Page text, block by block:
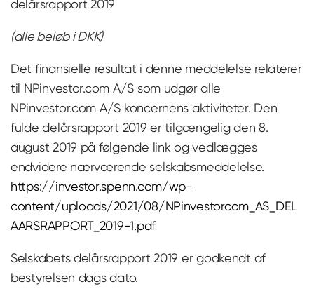
delårsrapport 2019
(alle beløb i DKK)
Det finansielle resultat i denne meddelelse relaterer
til NPinvestor.com A/S som udgør alle
NPinvestor.com A/S koncernens aktiviteter. Den
fulde delårsrapport 2019 er tilgængelig den 8.
august 2019 på følgende link og vedlægges
endvidere nærværende selskabsmeddelelse.
https://investor.spenn.com/wp-
content/uploads/2021/08/NPinvestorcom_AS_DEL
AARSRAPPORT_2019-1.pdf
Selskabets delårsrapport 2019 er godkendt af
bestyrelsen dags dato.